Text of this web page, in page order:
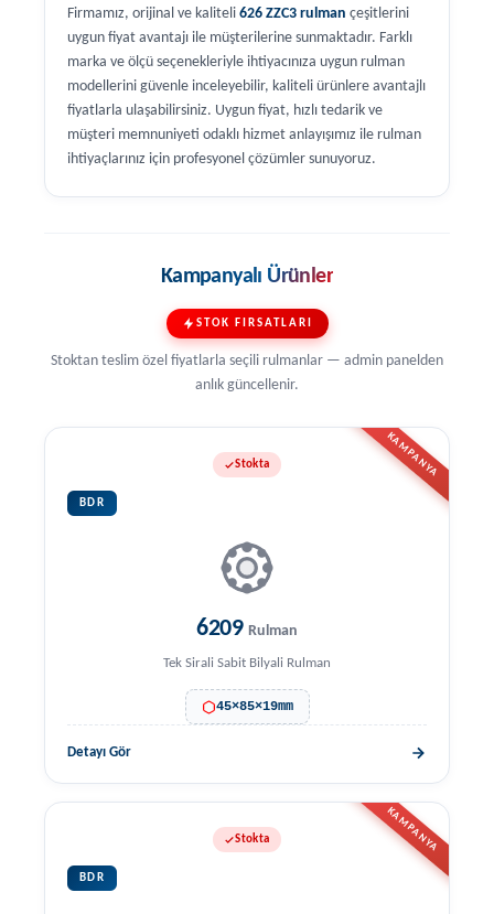
Firmamız, orijinal ve kaliteli 626 ZZC3 rulman çeşitlerini
uygun fiyat avantajı ile müşterilerine sunmaktadır. Farklı
marka ve ölçü seçenekleriyle ihtiyacınıza uygun rulman
modellerini güvenle inceleyebilir, kaliteli ürünlere avantajlı
fiyatlarla ulaşabilirsiniz. Uygun fiyat, hızlı tedarik ve
müşteri memnuniyeti odaklı hizmet anlayışımız ile rulman
ihtiyaçlarınız için profesyonel çözümler sunuyoruz.
Kampanyalı Ürünler
STOK FIRSATLARI
Stoktan teslim özel fiyatlarla seçili rulmanlar — admin panelden
anlık güncellenir.
KAMPANYA
Stokta
BDR
6209 Rulman
Tek Sirali Sabit Bilyali Rulman
45×85×19mm
Detayı Gör
KAMPANYA
Stokta
BDR